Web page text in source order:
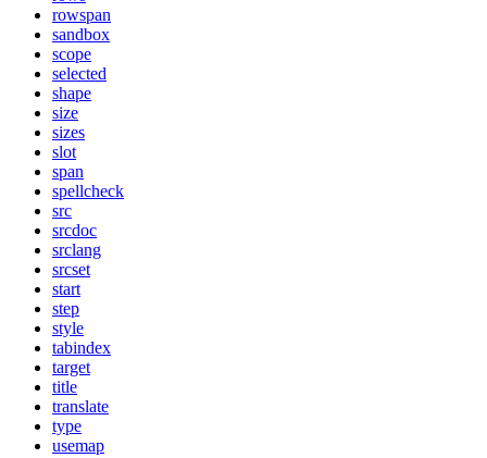
rowspan
sandbox
scope
selected
shape
size
sizes
slot
span
spellcheck
src
srcdoc
srclang
srcset
start
step
style
tabindex
target
title
translate
type
usemap